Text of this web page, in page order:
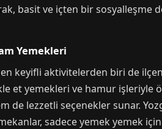
basit ve içten bir sosyalleşme
Yemekleri
keyifli aktivitelerden biri de
et yemekleri ve hamur işleriyle
lezzetli seçenekler sunar.
sadece yemek yemek